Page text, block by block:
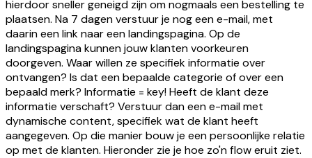
hierdoor sneller geneigd zijn om nogmaals een bestelling te
plaatsen. Na 7 dagen verstuur je nog een e-mail, met
daarin een link naar een landingspagina. Op de
landingspagina kunnen jouw klanten voorkeuren
doorgeven. Waar willen ze specifiek informatie over
ontvangen? Is dat een bepaalde categorie of over een
bepaald merk? Informatie = key! Heeft de klant deze
informatie verschaft? Verstuur dan een e-mail met
dynamische content, specifiek wat de klant heeft
aangegeven. Op die manier bouw je een persoonlijke relatie
op met de klanten. Hieronder zie je hoe zo'n flow eruit ziet.